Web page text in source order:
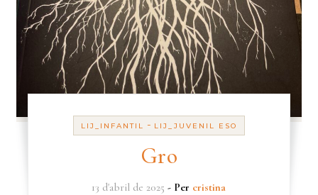
LIJ_INFANTIL - LIJ_JUVENIL ESO
Gro
13 d'abril de 2025 - Per cristina